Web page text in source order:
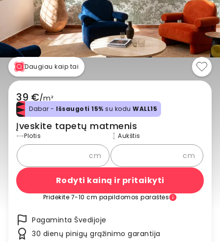
Daugiau kaip tai
39 €/m²
Dabar - Išsaugoti 15% su kodu WALL15
Įveskite tapetų matmenis
Plotis
cm
Aukštis
cm
Rodyti kainą ir pritaikyti
Pridėkite 7-10 cm papildomos paraštės
Pagaminta Švedijoje
30 dienų pinigų grąžinimo garantija